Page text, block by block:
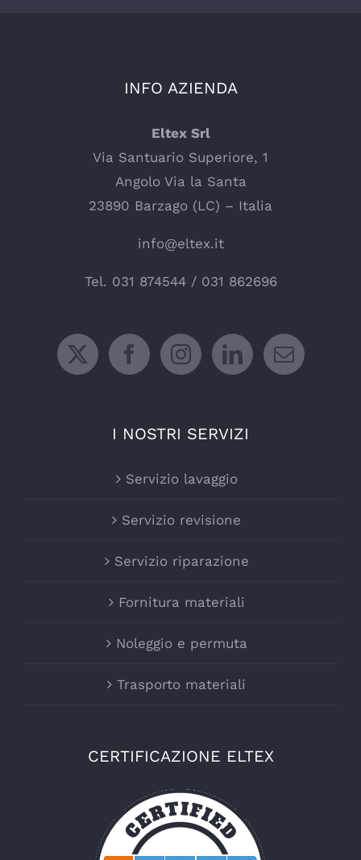
INFO AZIENDA
Eltex Srl
Via Santuario Superiore, 1
Angolo Via la Santa
23890 Barzago (LC) – Italia
info@eltex.it
Tel. 031 874544/ 031 862696
I NOSTRI SERVIZI
Servizio lavaggio
Servizio revisione
Servizio riparazione
Fornitura materiali
Noleggio e permuta
Trasporto materiali
CERTIFICAZIONE ELTEX